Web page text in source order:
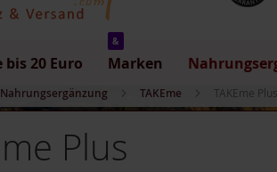
20 Euro Marken
&
Nahrungsergänzung TAKEme TAKEme Plus
Plus